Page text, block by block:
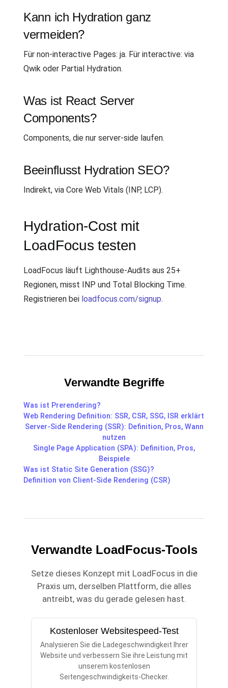
Kann ich Hydration ganz
vermeiden?
Für non-interactive Pages: ja. Für interactive: via
Qwik oder Partial Hydration.
Was ist React Server
Components?
Components, die nur server-side laufen.
Beeinflusst Hydration SEO?
Indirekt, via Core Web Vitals (INP, LCP).
Hydration-Cost mit
LoadFocus testen
LoadFocus läuft Lighthouse-Audits aus 25+
Regionen, misst INP und Total Blocking Time.
Registrieren bei loadfocus.com/signup.
Verwandte Begriffe
Was ist Prerendering?
Web Rendering Definition: SSR, CSR, SSG, ISR erklärt
Server-Side Rendering (SSR): Definition, Pros, Wann
nutzen
Single Page Application (SPA): Definition, Pros,
Beispiele
Was ist Static Site Generation (SSG)?
Definition von Client-Side Rendering (CSR)
Verwandte LoadFocus-Tools
Setze dieses Konzept mit LoadFocus in die
Praxis um, derselben Plattform, die alles
antreibt, was du gerade gelesen hast.
Kostenloser Websitespeed-Test
Analysieren Sie die Ladegeschwindigkeit Ihrer
Website und verbessern Sie ihre Leistung mit
unserem kostenlosen
Seitengeschwindigkeits-Checker.